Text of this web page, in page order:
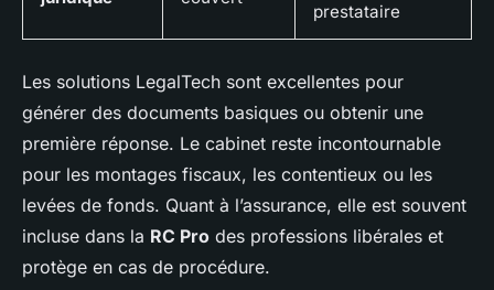
prestataire
Les solutions LegalTech sont excellentes pour
générer des documents basiques ou obtenir une
première réponse. Le cabinet reste incontournable
pour les montages fiscaux, les contentieux ou les
levées de fonds. Quant à l’assurance, elle est souvent
incluse dans la RC Pro des professions libérales et
protège en cas de procédure.